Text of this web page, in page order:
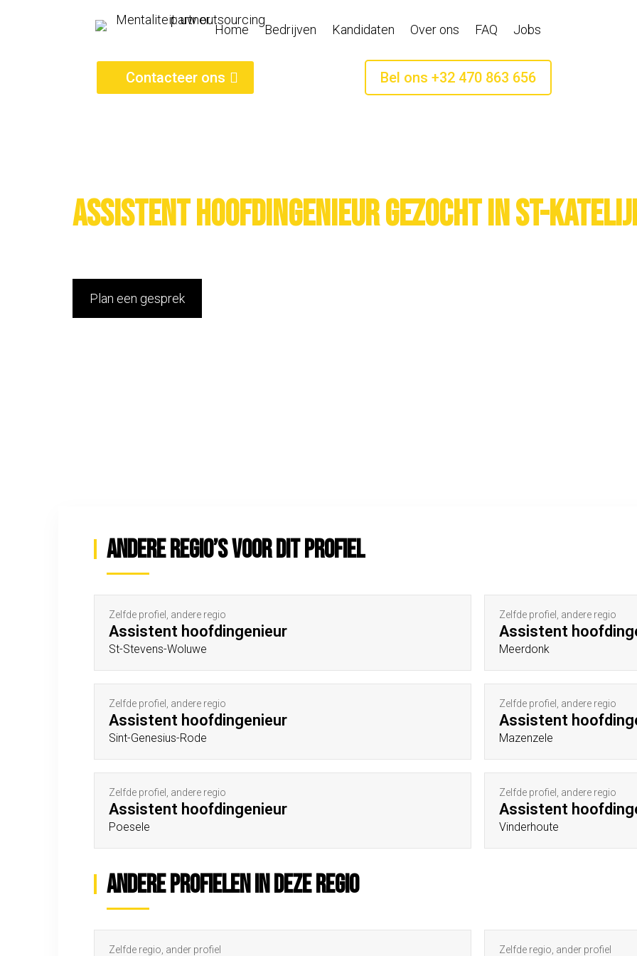
Home Bedrijven Kandidaten Over ons FAQ Jobs
Contacteer ons Bel ons +32 470 863 656
Assistent hoofdingenieur gezocht in St-
Plan een gesprek
Andere regio’s voor dit profiel
Zelfde profiel, andere regio
Assistent hoofdingenieur
St-Stevens-Woluwe
Zelfde profiel, andere regio
Assistent
Meerdonk
Zelfde profiel, andere regio
Assistent hoofdingenieur
Sint-Genesius-Rode
Zelfde profiel, andere regio
Assistent
Mazenzele
Zelfde profiel, andere regio
Assistent hoofdingenieur
Poesele
Zelfde profiel, andere regio
Assistent
Vinderhoute
Andere profielen in deze regio
Zelfde regio, ander profiel Zelfde regio, ander profiel